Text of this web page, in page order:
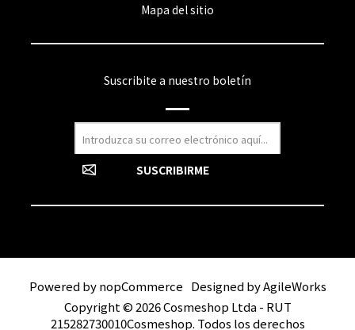
Mapa del sitio
Suscribite a nuestro boletín
Powered bynopCommerce Designed byAgileWorks
Copyright © 2026 Cosmeshop Ltda - RUT
215282730010Cosmeshop. Todos los derechos